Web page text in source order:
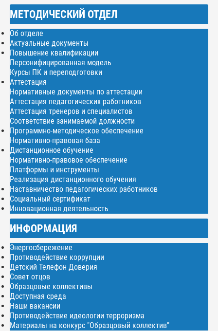
МЕТОДИЧЕСКИЙ ОТДЕЛ
Об отделе
Актуальные документы
Повышение квалификации
Персонифицированная модель
Курсы ПК и переподготовки
Аттестация
Нормативные документы по аттестации
Аттестация педагогических работников
Аттестация тренеров и специалистов
Соответствие занимаемой должности
Программно-методическое обеспечение
Нормативно-правовая база
Дистанционное обучение
Нормативно-правовое обеспечение
Платформы и инструменты
Реализация дистанционного обучения
Наставничество педагогических работников
Социальный сертификат
Инновационная деятельность
ИНФОРМАЦИЯ
Энергосбережение
Противодействие коррупции
Детский Телефон Доверия
Совет отцов
Образцовые коллективы
Доступная среда
Наши вакансии
Противодействие идеологии терроризма
Материалы на конкурс "Образцовый коллектив"